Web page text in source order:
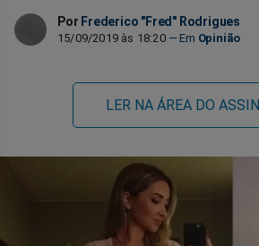
Por Frederico "Fred" Rodrigues
15/09/2019 às 18:20 Opinião
LER NA ÁREA DO